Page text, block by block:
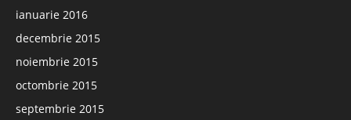
ianuarie 2016
decembrie 2015
noiembrie 2015
octombrie 2015
septembrie 2015